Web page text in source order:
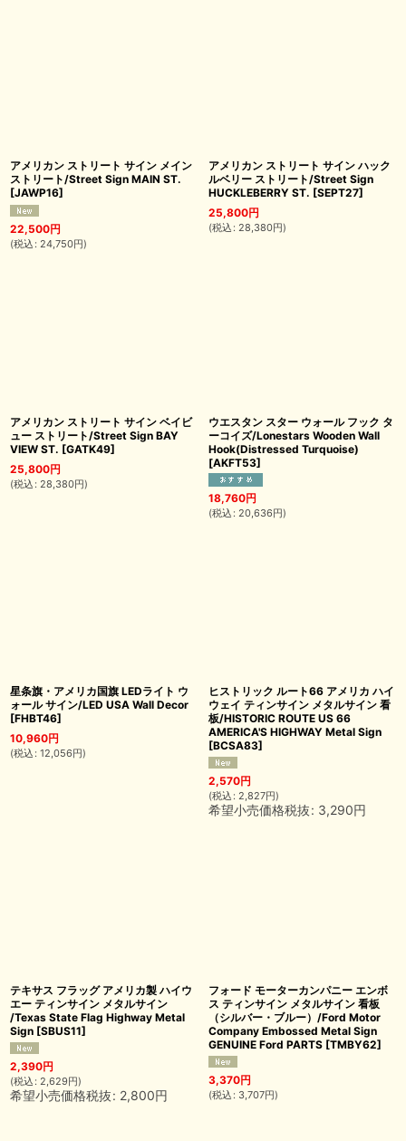
アメリカン ストリート サイン メイン
ストリート/Street Sign MAIN ST.
[JAWP16]
22,500円
(税込 : 24,750円)
アメリカン ストリート サイン ハック
ルベリー ストリート/Street Sign
HUCKLEBERRY ST. [SEPT27]
25,800円
(税込 : 28,380円)
アメリカン ストリート サイン ベイビ
ュー ストリート/Street Sign BAY
VIEW ST. [GATK49]
25,800円
(税込 : 28,380円)
ウエスタン スター ウォール フック タ
ーコイズ/Lonestars Wooden Wall
Hook(Distressed Turquoise)
[AKFT53]
18,760円
(税込 : 20,636円)
星条旗・アメリカ国旗 LEDライト ウ
ォール サイン/LED USA Wall Decor
[FHBT46]
10,960円
(税込 : 12,056円)
ヒストリック ルート66 アメリカ ハイ
ウェイ ティンサイン メタルサイン 看
板/HISTORIC ROUTE US 66
AMERICA'S HIGHWAY Metal Sign
[BCSA83]
2,570円
(税込 : 2,827円)
希望小売価格税抜: 3,290円
テキサス フラッグ アメリカ製 ハイウ
エー ティンサイン メタルサイン
/Texas State Flag Highway Metal
Sign [SBUS11]
2,390円
(税込 : 2,629円)
希望小売価格税抜: 2,800円
フォード モーターカンパニー エンボ
ス ティンサイン メタルサイン 看板
（シルバー・ブルー）/Ford Motor
Company Embossed Metal Sign
GENUINE Ford PARTS [TMBY62]
3,370円
(税込 : 3,707円)